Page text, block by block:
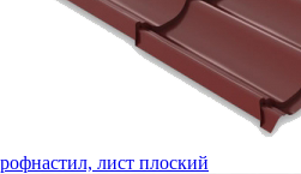
лист плоский